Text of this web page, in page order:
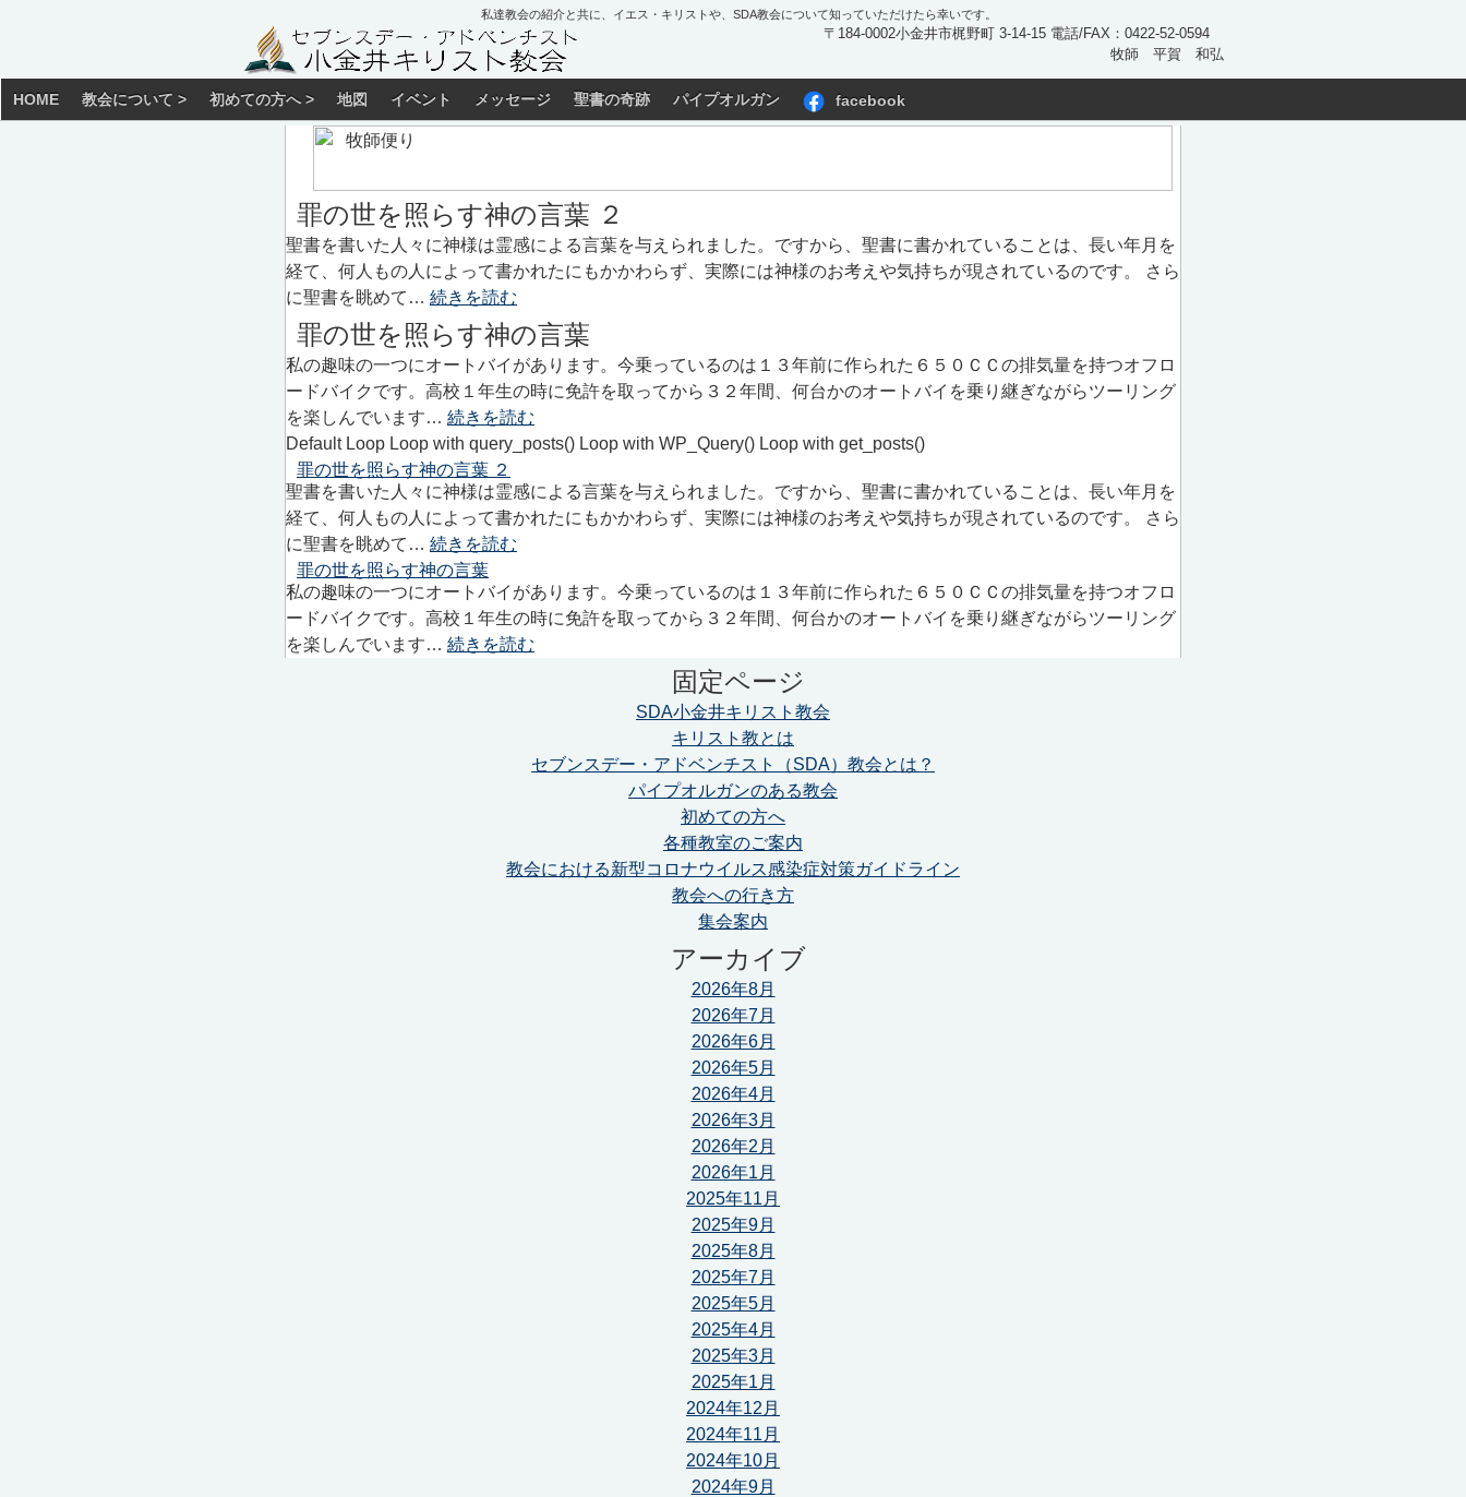
私達教会の紹介と共に、イエス・キリストや、SDA教会について知っていただけたら幸いです。
〒184-0002小金井市梶野町 3-14-15 電話/FAX：0422-52-0594
牧師 平賀 和弘
HOME 教会について > 初めての方へ > 地図 イベント メッセージ 聖書の奇跡 パイプオルガン facebook
罪の世を照らす神の言葉 ２
聖書を書いた人々に神様は霊感による言葉を与えられました。ですから、聖書に書かれていることは、長い年月を
経て、何人もの人によって書かれたにもかかわらず、実際には神様のお考えや気持ちが現されているのです。 さら
に聖書を眺めて… 続きを読む
罪の世を照らす神の言葉
私の趣味の一つにオートバイがあります。今乗っているのは１３年前に作られた６５０ＣＣの排気量を持つオフロ
ードバイクです。高校１年生の時に免許を取ってから３２年間、何台かのオートバイを乗り継ぎながらツーリング
を楽しんでいます… 続きを読む
Default Loop Loop with query_posts() Loop with WP_Query() Loop with get_posts()
罪の世を照らす神の言葉 ２
聖書を書いた人々に神様は霊感による言葉を与えられました。ですから、聖書に書かれていることは、長い年月を
経て、何人もの人によって書かれたにもかかわらず、実際には神様のお考えや気持ちが現されているのです。 さら
に聖書を眺めて… 続きを読む
罪の世を照らす神の言葉
私の趣味の一つにオートバイがあります。今乗っているのは１３年前に作られた６５０ＣＣの排気量を持つオフロ
ードバイクです。高校１年生の時に免許を取ってから３２年間、何台かのオートバイを乗り継ぎながらツーリング
を楽しんでいます… 続きを読む
固定ページ
SDA小金井キリスト教会
キリスト教とは
セブンスデー・アドベンチスト（SDA）教会とは？
パイプオルガンのある教会
初めての方へ
各種教室のご案内
教会における新型コロナウイルス感染症対策ガイドライン
教会への行き方
集会案内
アーカイブ
2026年8月
2026年7月
2026年6月
2026年5月
2026年4月
2026年3月
2026年2月
2026年1月
2025年11月
2025年9月
2025年8月
2025年7月
2025年5月
2025年4月
2025年3月
2025年1月
2024年12月
2024年11月
2024年10月
2024年9月